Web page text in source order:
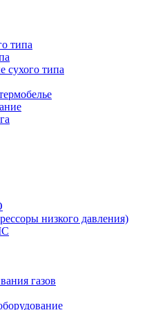
типа
сухого типа
низкого давления)
газов